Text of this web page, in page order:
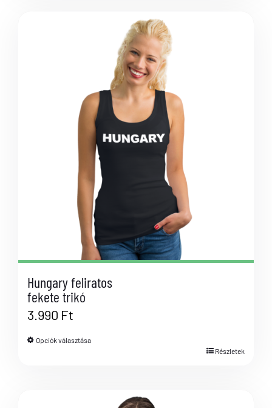
Hungary feliratos
fekete trikó
3.990 Ft
Opciók választása
Részletek